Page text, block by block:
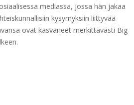
mediassa, jossa hän jakaa
kysymyksiin liittyvää
ovat kasvaneet merkittävästi Big